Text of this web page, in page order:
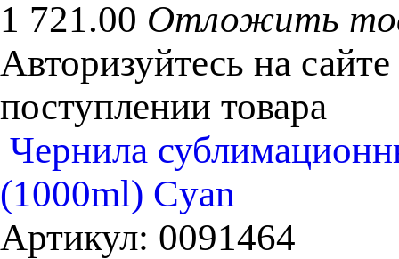
1 721.00 Отложить
Авторизуйтесь на
поступлении товара
Чернила
(1000ml) Cyan
Артикул: 0091464